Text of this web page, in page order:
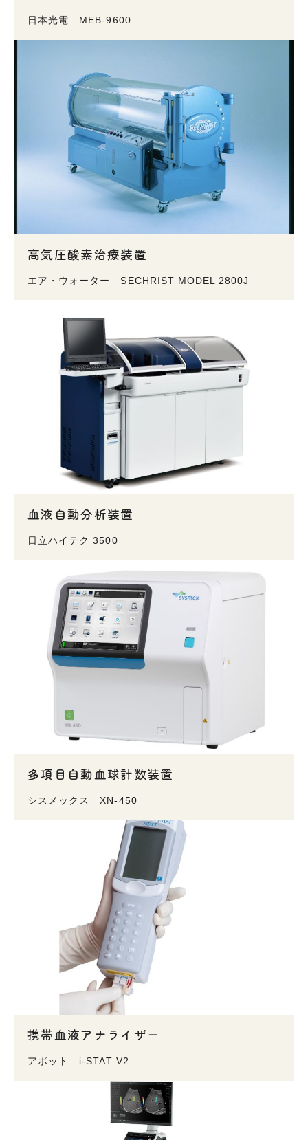
日本光電 MEB-9600
高気圧酸素治療装置
エア・ウォーター SECHRIST MODEL 2800J
血液自動分析装置
日立ハイテク 3500
多項目自動血球計数装置
シスメックス XN-450
携帯血液アナライザー
アボット i-STAT V2